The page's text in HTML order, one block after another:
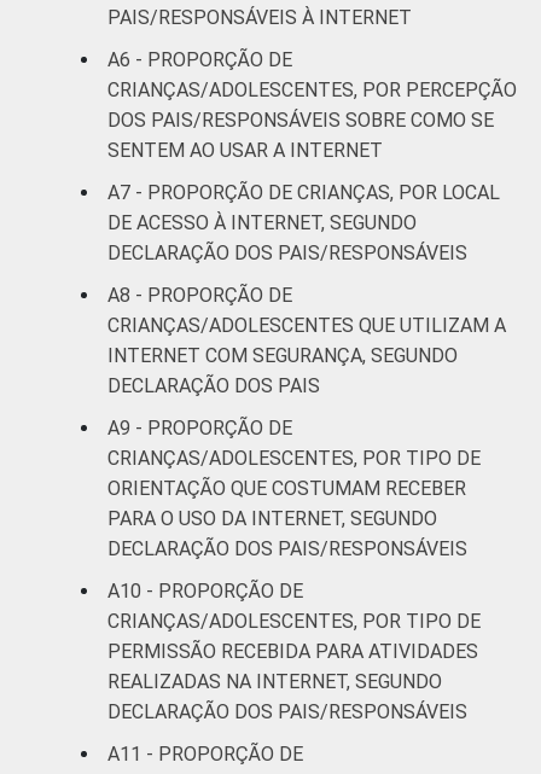
SOCIAL
DE 36
anos. Respostas estimuladas. Dados
coletados entre setembro de 2013 e janeiro
de 2014.
Fonte: NIC.br - set/2013 a jan/2014
PAIS/RESPONSÁVEIS À INTERNET
A6 - PROPORÇÃO DE
CRIANÇAS/ADOLESCENTES, POR PERCEPÇÃO
DOS PAIS/RESPONSÁVEIS SOBRE COMO SE
SENTEM AO USAR A INTERNET
A7 - PROPORÇÃO DE CRIANÇAS, POR LOCAL
DE ACESSO À INTERNET, SEGUNDO
DECLARAÇÃO DOS PAIS/RESPONSÁVEIS
A8 - PROPORÇÃO DE
CRIANÇAS/ADOLESCENTES QUE UTILIZAM A
INTERNET COM SEGURANÇA, SEGUNDO
DECLARAÇÃO DOS PAIS
A9 - PROPORÇÃO DE
CRIANÇAS/ADOLESCENTES, POR TIPO DE
ORIENTAÇÃO QUE COSTUMAM RECEBER
PARA O USO DA INTERNET, SEGUNDO
DECLARAÇÃO DOS PAIS/RESPONSÁVEIS
A10 - PROPORÇÃO DE
CRIANÇAS/ADOLESCENTES, POR TIPO DE
PERMISSÃO RECEBIDA PARA ATIVIDADES
REALIZADAS NA INTERNET, SEGUNDO
DECLARAÇÃO DOS PAIS/RESPONSÁVEIS
A11 - PROPORÇÃO DE